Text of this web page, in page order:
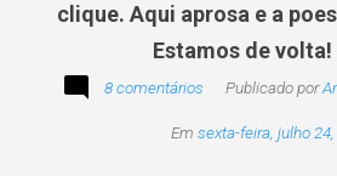
clique. Aqui aprosa e a
Estamos de volta!
8 comentários Publicado por
Em sexta-feira, julho